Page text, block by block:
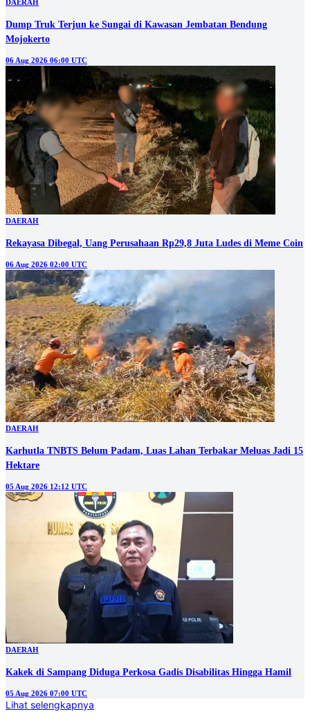
DAERAH
Dump Truk Terjun ke Sungai di Kawasan Jembatan Bendung
Mojokerto
06 Aug 2026 06:00 UTC
DAERAH
Rekayasa Dibegal, Uang Perusahaan Rp29,8 Juta Ludes di Meme Coin
06 Aug 2026 02:00 UTC
DAERAH
Karhutla TNBTS Belum Padam, Luas Lahan Terbakar Meluas Jadi 15
Hektare
05 Aug 2026 12:12 UTC
DAERAH
Kakek di Sampang Diduga Perkosa Gadis Disabilitas Hingga Hamil
05 Aug 2026 07:00 UTC
Lihat selengkapnya